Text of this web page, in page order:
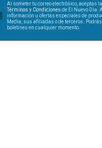
Al someter tu correo electrónico, aceptas la
Términos y Condiciones de El Nuevo Día.
información u ofertas especiales de
Media, sus afiliadas o de terceros.
boletines en cualquier momento.